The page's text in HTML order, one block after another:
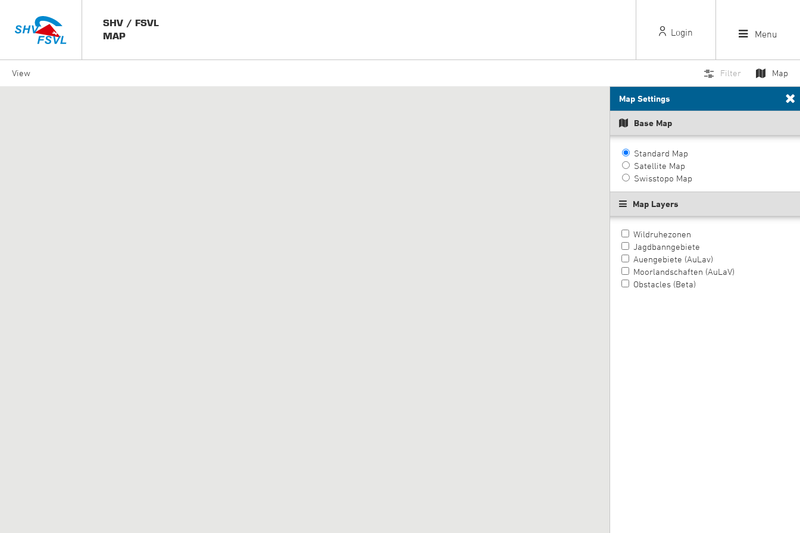
SHV / FSVL
MAP
Login Menu
View Filter Map
Map Settings
Base Map
Standard Map
Satellite Map
Swisstopo Map
Map Layers
Wildruhezonen
Jagdbanngebiete
Auengebiete (AuLav)
Moorlandschaften (AuLaV)
Obstacles (Beta)